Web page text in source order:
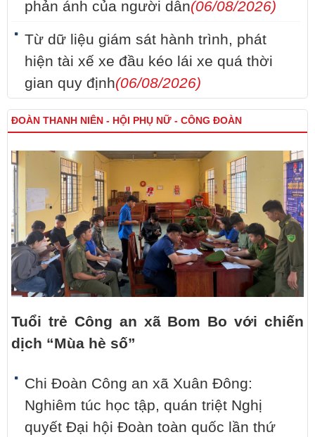
phản ánh của người dân(06/08/2026)
Từ dữ liệu giám sát hành trình, phát
hiện tài xế xe đầu kéo lái xe quá thời
gian quy định(06/08/2026)
ĐOÀN THANH NIÊN - HỘI PHỤ NỮ - CÔNG ĐOÀN
Tuổi trẻ Công an xã Bom Bo với chiến
dịch “Mùa hè số”
Chi Đoàn Công an xã Xuân Đông:
Nghiêm túc học tập, quán triệt Nghị
quyết Đại hội Đoàn toàn quốc lần thứ